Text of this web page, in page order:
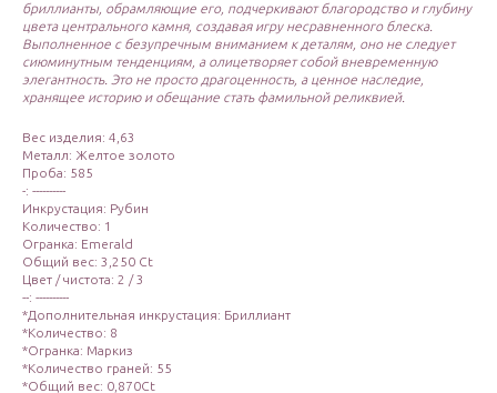
бриллианты, обрамляющие его, подчеркивают благородство и глубину
цвета центрального камня, создавая игру несравненного блеска.
Выполненное с безупречным вниманием к деталям, оно не следует
сиюминутным тенденциям, а олицетворяет собой вневременную
элегантность. Это не просто драгоценность, а ценное наследие,
хранящее историю и обещание стать фамильной реликвией.
Вес изделия: 4,63
Металл: Желтое золото
Проба: 585
-: ----------
Инкрустация: Рубин
Количество: 1
Огранка: Emerald
Общий вес: 3,250 Ct
Цвет / чистота: 2 / 3
--: ----------
*Дополнительная инкрустация: Бриллиант
*Количество: 8
*Огранка: Маркиз
*Количество граней: 55
*Общий вес: 0,870Ct